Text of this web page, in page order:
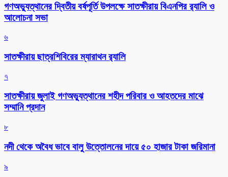
গণঅভ্যুত্থানের দ্বিতীয় বর্ষপূর্তি উপলক্ষে সাতক্ষীরায় বিএনপির র‌্যালি ও
আলোচনা সভা
৬
সাতক্ষীরায় ছাত্রশিবিরের ম্যারাথন র‌্যালি
৭
সাতক্ষীরায় জুলাই গণঅভ্যুত্থানের শহীদ পরিবার ও আহতদের মাঝে
সম্মানি প্রদান
৮
নদী থেকে অবৈধ ভাবে বালু উত্তোলনের দায়ে ৫০ হাজার টাকা জরিমানা
৯